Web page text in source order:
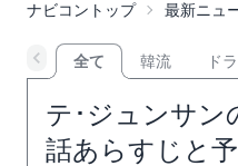
ナビコントップ 最新ニュ
全て 韓流 ド
テ･ジュンサン
話あらすじと